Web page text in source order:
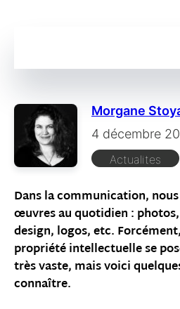
Morgane
4 décembre
Actualites
Dans la communication,
œuvres au quotidien :
design, logos, etc.
propriété intellectuelle se
très vaste, mais voici
connaître.